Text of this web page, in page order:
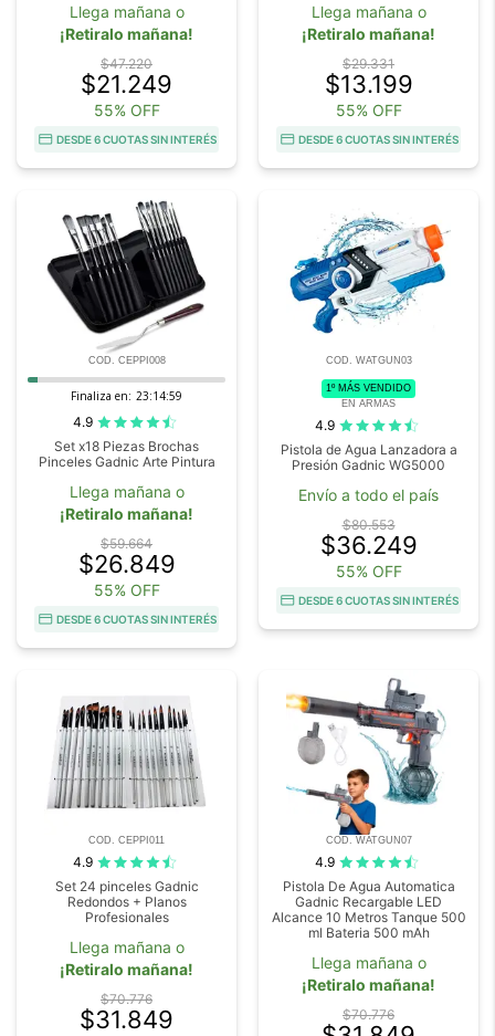
Llega mañana o
¡Retiralo mañana!
$47.220
$21.249
55% OFF
DESDE 6 CUOTAS SIN INTERÉS
Llega mañana o
¡Retiralo mañana!
$29.331
$13.199
55% OFF
DESDE 6 CUOTAS SIN INTERÉS
COD. CEPPI008
Finaliza en: 23:14:58
4.9
Set x18 Piezas Brochas
Pinceles Gadnic Arte Pintura
Llega mañana o
¡Retiralo mañana!
$59.664
$26.849
55% OFF
DESDE 6 CUOTAS SIN INTERÉS
COD. WATGUN03
1º MÁS VENDIDO
EN ARMAS
4.9
Pistola de Agua Lanzadora a
Presión Gadnic WG5000
Envío a todo el país
$80.553
$36.249
55% OFF
DESDE 6 CUOTAS SIN INTERÉS
COD. CEPPI011
4.9
Set 24 pinceles Gadnic
Redondos + Planos
Profesionales
Llega mañana o
¡Retiralo mañana!
$70.776
$31.849
COD. WATGUN07
4.9
Pistola De Agua Automatica
Gadnic Recargable LED
Alcance 10 Metros Tanque 500
ml Bateria 500 mAh
Llega mañana o
¡Retiralo mañana!
$70.776